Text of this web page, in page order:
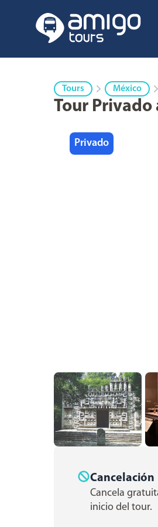
Tours México
Tour
Privado
Cancelación
Cancela
inicio del tour.